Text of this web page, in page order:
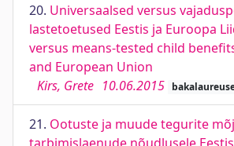
20. Universaalsed versus
lastetoetused Eestis ja Euroopa
versus means-tested child
and European Union
Kirs, Grete 10.06.2015
21. Ootuste ja muude tegurite